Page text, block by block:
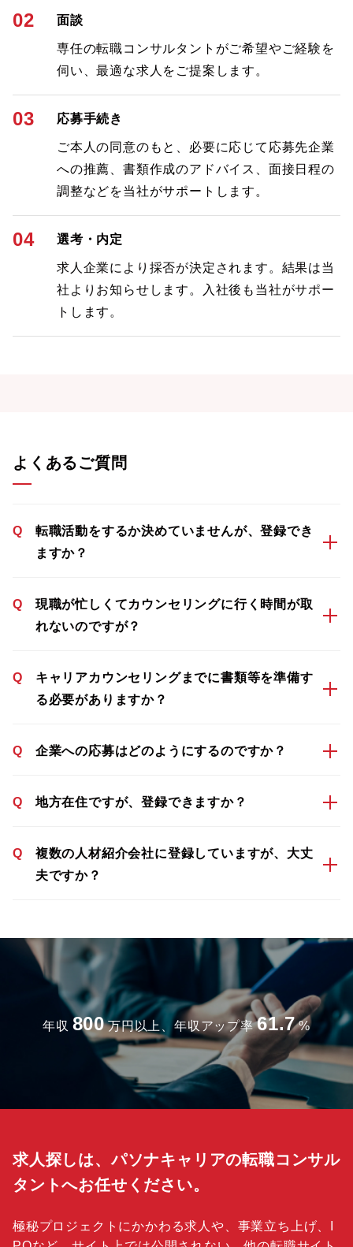
02 面談
専任の転職コンサルタントがご希望やご経験を
伺い、最適な求人をご提案します。
03 応募手続き
ご本人の同意のもと、必要に応じて応募先企業
への推薦、書類作成のアドバイス、面接日程の
調整などを当社がサポートします。
04 選考・内定
求人企業により採否が決定されます。結果は当
社よりお知らせします。入社後も当社がサポー
トします。
よくあるご質問
Q
転職活動をするか決めていませんが、登録でき
ますか？
Q
現職が忙しくてカウンセリングに行く時間が取
れないのですが？
Q
キャリアカウンセリングまでに書類等を準備す
る必要がありますか？
Q 企業への応募はどのようにするのですか？
Q 地方在住ですが、登録できますか？
Q
複数の人材紹介会社に登録していますが、大丈
夫ですか？
年収 800 万円以上、年収アップ率 61.7 %
求人探しは、パソナキャリアの転職コンサル
タントへお任せください。
極秘プロジェクトにかかわる求人や、事業立ち上げ、I